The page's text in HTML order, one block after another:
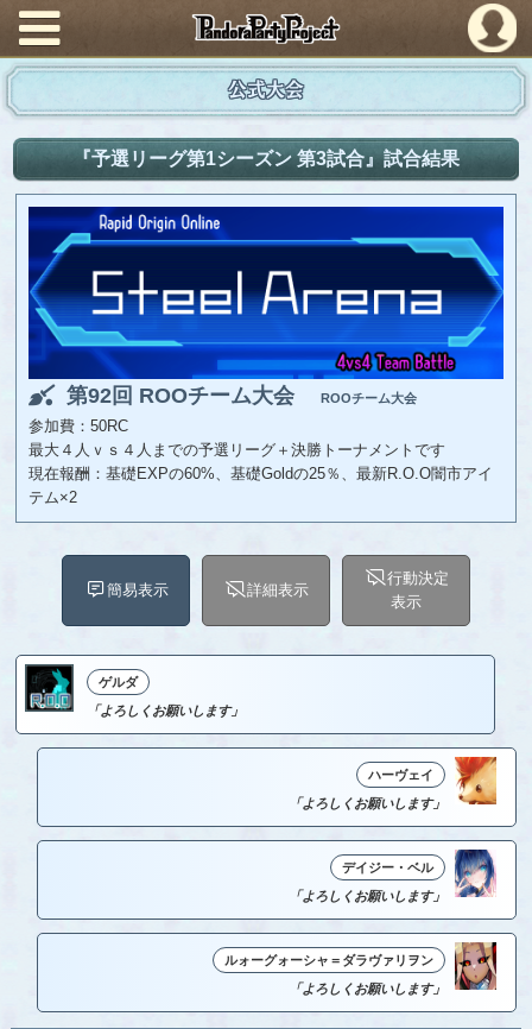
PandoraPartyProject
公式大会
『予選リーグ第1シーズン 第3試合』試合結果
第92回 ROOチーム大会 ROOチーム大会
参加費：50RC
最大４人ｖｓ４人までの予選リーグ＋決勝トーナメントです
現在報酬：基礎EXPの60%、基礎Goldの25％、最新R.O.O闇市アイ
テム×2
簡易表示 詳細表示
行動決定
表示
ゲルダ
「よろしくお願いします」
ハーヴェイ
「よろしくお願いします」
デイジー・ベル
「よろしくお願いします」
ルォーグォーシャ＝ダラヴァリヲン
「よろしくお願いします」